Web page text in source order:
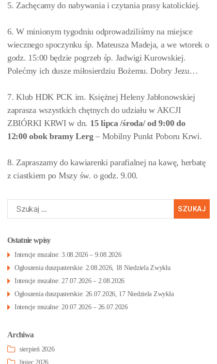
5. Zachęcamy do nabywania i czytania prasy katolickiej.
6. W minionym tygodniu odprowadziliśmy na miejsce
wiecznego spoczynku śp. Mateusza Madeja, a we wtorek o
godz. 15:00 będzie pogrzeb śp. Jadwigi Kurowskiej.
Polećmy ich dusze miłosierdziu Bożemu. Dobry Jezu…
7. Klub HDK PCK im. Księżnej Heleny Jabłonowskiej
zaprasza wszystkich chętnych do udziału w AKCJI
ZBIÓRKI KRWI w dn. 15 lipca /środa/ od 9:00 do
12:00 obok bramy Lerg– Mobilny Punkt Poboru Krwi.
8. Zapraszamy do kawiarenki parafialnej na kawę, herbatę
z ciastkiem po Mszy św. o godz. 9.00.
Szukaj:
Ostatnie wpisy
Intencje mszalne: 3.08.2026 – 9.08.2026
Ogłoszenia duszpasterskie: 2.08.2026, 18 Niedziela Zwykła
Intencje mszalne: 27.07.2026 – 2.08.2026
Ogłoszenia duszpasterskie: 26.07.2026, 17 Niedziela Zwykła
Intencje mszalne: 20.07.2026 – 26.07.2026
Archiwa
sierpień 2026
lipiec 2026